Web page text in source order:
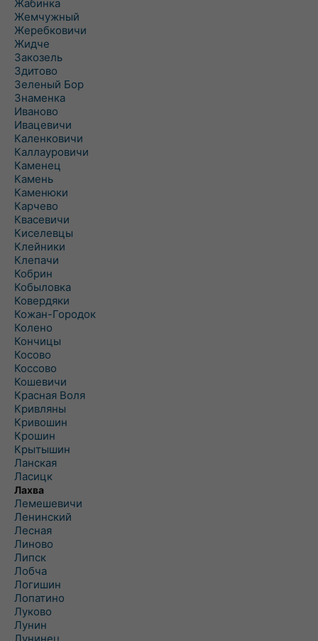
Жабинка
Жемчужный
Жеребковичи
Жидче
Закозель
Здитово
Зеленый Бор
Знаменка
Иваново
Ивацевичи
Каленковичи
Каллауровичи
Каменец
Камень
Каменюки
Карчево
Квасевичи
Киселевцы
Клейники
Клепачи
Кобрин
Кобыловка
Ковердяки
Кожан-Городок
Колено
Кончицы
Косово
Коссово
Кошевичи
Красная Воля
Кривляны
Кривошин
Крошин
Крытышин
Ланская
Ласицк
Лахва
Лемешевичи
Ленинский
Лесная
Линово
Липск
Лобча
Логишин
Лопатино
Луково
Лунин